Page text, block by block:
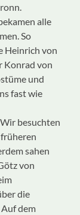
alle
So
Heinrich von
Konrad von
und
fast wie
besuchten
sahen
von
die
dem